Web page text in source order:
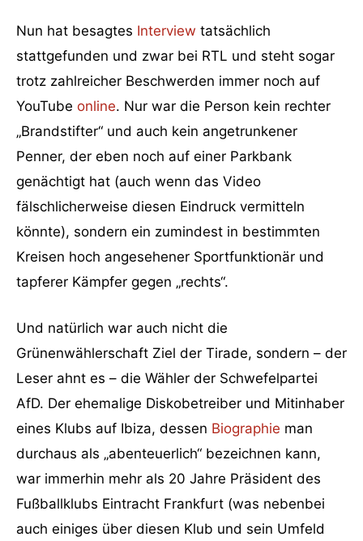
Nun hat besagtes Interview tatsächlich
stattgefunden und zwar bei RTL und steht sogar
trotz zahlreicher Beschwerden immer noch auf
YouTube online. Nur war die Person kein rechter
„Brandstifter“ und auch kein angetrunkener
Penner, der eben noch auf einer Parkbank
genächtigt hat (auch wenn das Video
fälschlicherweise diesen Eindruck vermitteln
könnte), sondern ein zumindest in bestimmten
Kreisen hoch angesehener Sportfunktionär und
tapferer Kämpfer gegen „rechts“.
Und natürlich war auch nicht die
Grünenwählerschaft Ziel der Tirade, sondern – der
Leser ahnt es – die Wähler der Schwefelpartei
AfD. Der ehemalige Diskobetreiber und Mitinhaber
eines Klubs auf Ibiza, dessen Biographie man
durchaus als „abenteuerlich“ bezeichnen kann,
war immerhin mehr als 20 Jahre Präsident des
Fußballklubs Eintracht Frankfurt (was nebenbei
auch einiges über diesen Klub und sein Umfeld